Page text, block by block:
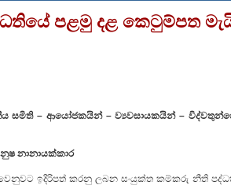
පළමු දළ කෙටුම්පත
සමිති – ආයෝජකයින් – ව්‍යවසායකයින් –
නානායක්කාර
ඉදිරිපත් කරනු ලබන සංයුක්ත කම්කරු නීති